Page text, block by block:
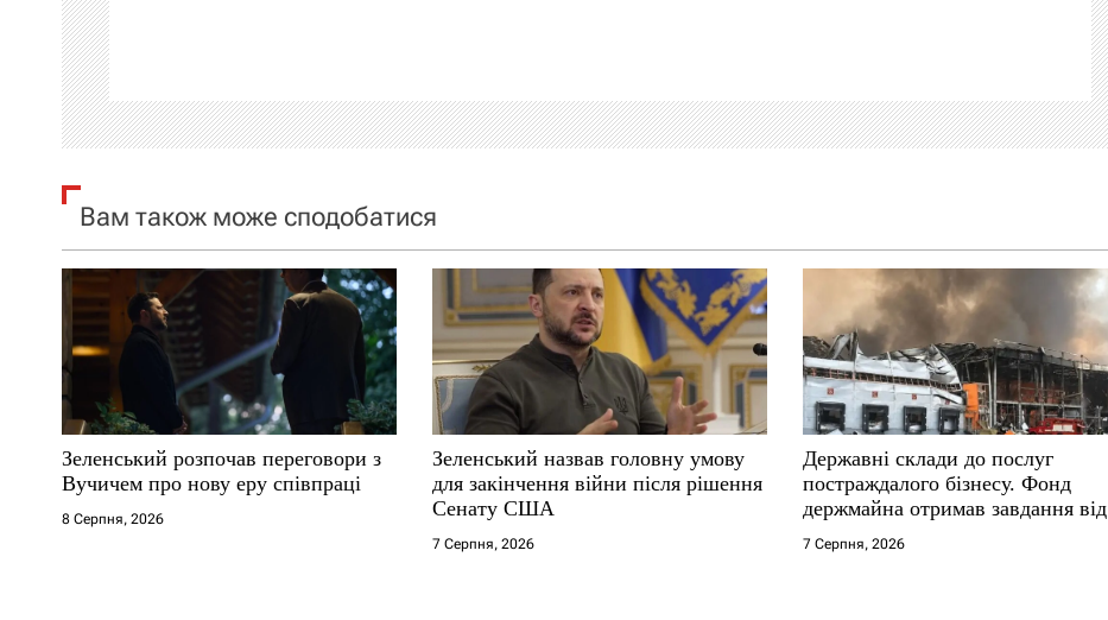
а
ц
і
я
а
и
с
і
в
Вам також може сподобатися
Зеленський розпочав переговори з
Вучичем про нову еру співпраці
8 Серпня, 2026
Зеленський назвав головну умову
для закінчення війни після рішення
Сенату США
7 Серпня, 2026
Державні склади до послуг
постраждалого бізнесу. Фонд
держмайна отримав завдання від
прем’єра
7 Серпня, 2026